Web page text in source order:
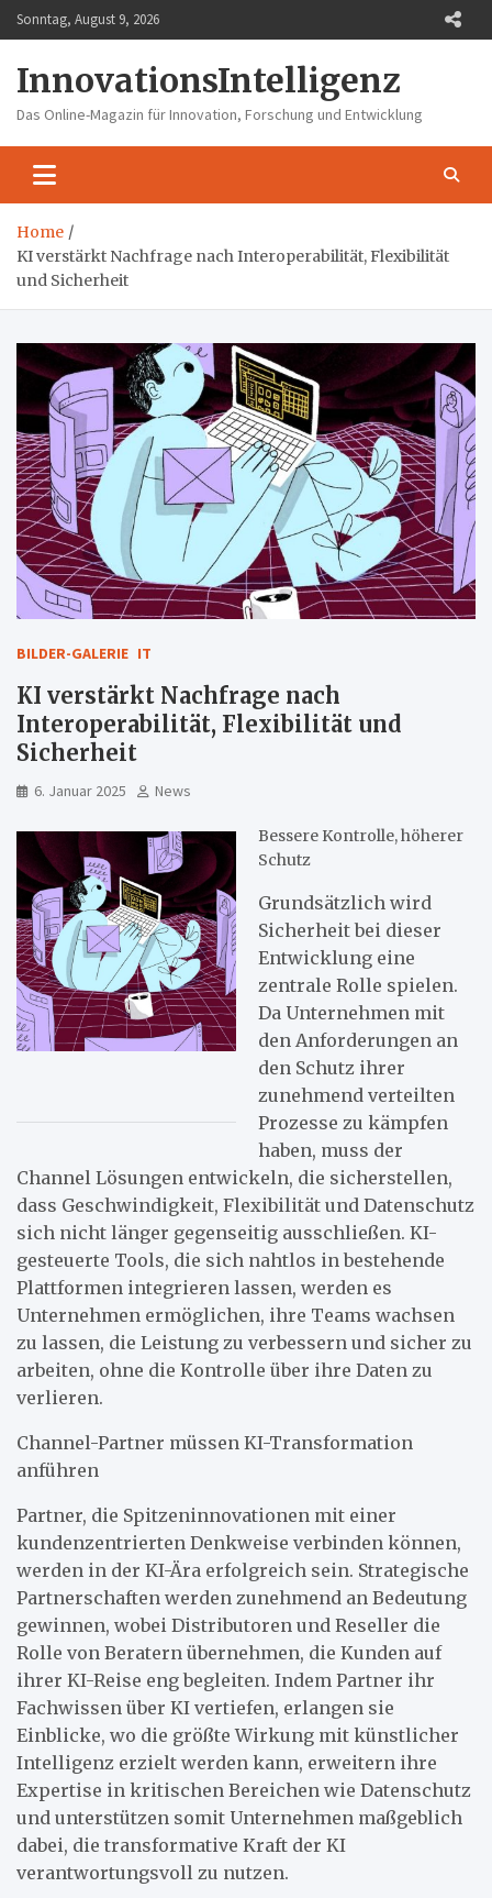
Skip
to
Sonntag, August 9, 2026
InnovationsIntelligenz
Das Online-Magazin für Innovation, Forschung und Entwicklung
Home
KI verstärkt Nachfrage nach Interoperabilität, Flexibilität
und Sicherheit
BILDER-GALERIE IT
KI verstärkt Nachfrage nach
Interoperabilität, Flexibilität und
Sicherheit
6. Januar 2025 News
Bessere Kontrolle, höherer
Schutz
Grundsätzlich wird
Sicherheit bei dieser
Entwicklung eine
zentrale Rolle spielen.
Da Unternehmen mit
den Anforderungen an
den Schutz ihrer
zunehmend verteilten
Prozesse zu kämpfen
haben, muss der
Channel Lösungen entwickeln, die sicherstellen,
dass Geschwindigkeit, Flexibilität und Datenschutz
sich nicht länger gegenseitig ausschließen. KI-
gesteuerte Tools, die sich nahtlos in bestehende
Plattformen integrieren lassen, werden es
Unternehmen ermöglichen, ihre Teams wachsen
zu lassen, die Leistung zu verbessern und sicher zu
arbeiten, ohne die Kontrolle über ihre Daten zu
verlieren.
Channel-Partner müssen KI-Transformation
anführen
Partner, die Spitzeninnovationen mit einer
kundenzentrierten Denkweise verbinden können,
werden in der KI-Ära erfolgreich sein. Strategische
Partnerschaften werden zunehmend an Bedeutung
gewinnen, wobei Distributoren und Reseller die
Rolle von Beratern übernehmen, die Kunden auf
ihrer KI-Reise eng begleiten. Indem Partner ihr
Fachwissen über KI vertiefen, erlangen sie
Einblicke, wo die größte Wirkung mit künstlicher
Intelligenz erzielt werden kann, erweitern ihre
Expertise in kritischen Bereichen wie Datenschutz
und unterstützen somit Unternehmen maßgeblich
dabei, die transformative Kraft der KI
verantwortungsvoll zu nutzen.